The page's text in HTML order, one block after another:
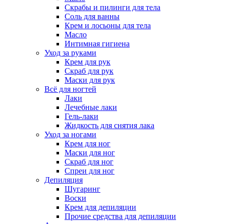
Скрабы и пилинги для тела
Соль для ванны
Крем и лосьоны для тела
Масло
Интимная гигиена
Уход за руками
Крем для рук
Скраб для рук
Маски для рук
Всё для ногтей
Лаки
Лечебные лаки
Гель-лаки
Жидкость для снятия лака
Уход за ногами
Крем для ног
Маски для ног
Скраб для ног
Спреи для ног
Депиляция
Шугаринг
Воски
Крем для депиляции
Прочие средства для депиляции